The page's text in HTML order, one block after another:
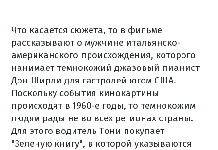
Что касается сюжета, то в фильме
рассказывают о мужчине итальянско-
американского происхождения, которого
нанимает темнокожий джазовый пианист
Дон Ширли для гастролей югом США.
Поскольку события кинокартины
происходят в 1960-е годы, то темнокожим
людям рады не во всех регионах страны.
Для этого водитель Тони покупает
"Зеленую книгу", в которой указываются